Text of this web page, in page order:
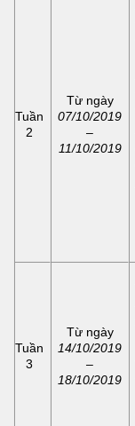
Tuần
2
Từ ngày
07/10/2019
–
11/10/2019
Tuần
3
Từ ngày
14/10/2019
–
18/10/2019